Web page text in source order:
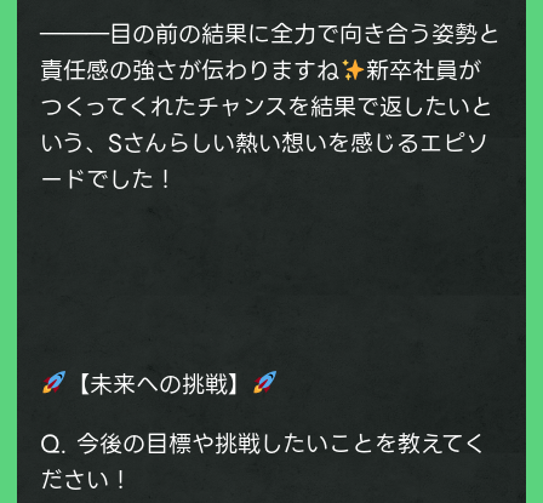
―――目の前の結果に全力で向き合う姿勢と
責任感の強さが伝わりますね
新卒社員が
つくってくれたチャンスを結果で返したいと
いう、Sさんらしい熱い想いを感じるエピソ
ードでした！
【未来への挑戦】
Q. 今後の目標や挑戦したいことを教えてく
ださい！